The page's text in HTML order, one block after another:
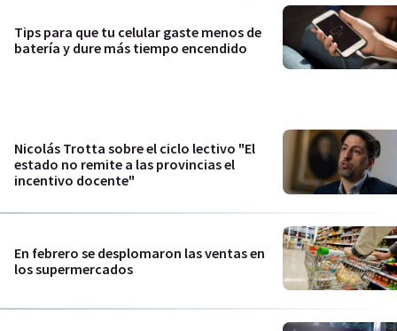
Tips para que tu celular gaste menos de
batería y dure más tiempo encendido
Nicolás Trotta sobre el ciclo lectivo "El
estado no remite a las provincias el
incentivo docente"
En febrero se desplomaron las ventas en
los supermercados